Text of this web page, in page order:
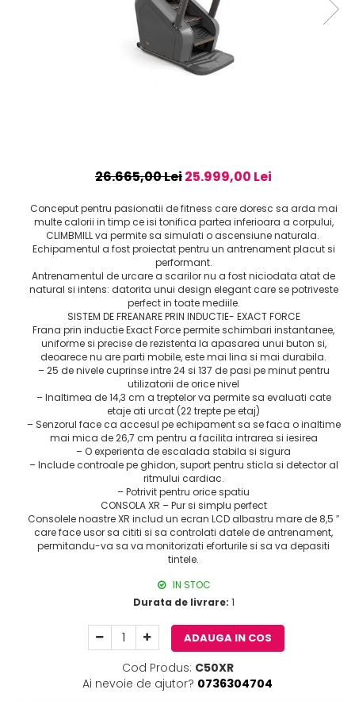
26.665,00 Lei25.999,00 Lei
Conceput pentru pasionatii de fitness care doresc sa arda mai
multe calorii in timp ce isi tonifica partea inferioara a corpului,
CLIMBMILL va permite sa simulati o ascensiune naturala.
Echipamentul a fost proiectat pentru un antrenament placut si
performant.
Antrenamentul de urcare a scarilor nu a fost niciodata atat de
natural si intens: datorita unui design elegant care se potriveste
perfect in toate mediile.
SISTEM DE FREANARE PRIN INDUCTIE- EXACT FORCE
Frana prin inductie Exact Force permite schimbari instantanee,
uniforme si precise de rezistenta la apasarea unui buton si,
deoarece nu are parti mobile, este mai lina si mai durabila.
– 25 de nivele cuprinse intre 24 si 137 de pasi pe minut pentru
utilizatorii de orice nivel
– Inaltimea de 14,3 cm a treptelor va permite sa evaluati cate
etaje ati urcat (22 trepte pe etaj)
– Senzorul face ca accesul pe echipament sa se faca o inaltime
mai mica de 26,7 cm pentru a facilita intrarea si iesirea
– O experienta de escalada stabila si sigura
– Include controale pe ghidon, suport pentru sticla si detector al
ritmului cardiac.
– Potrivit pentru orice spatiu
CONSOLA XR – Pur si simplu perfect
Consolele noastre XR includ un ecran LCD albastru mare de 8,5 ″
care face usor sa cititi si sa controlati datele de antrenament,
permitandu-va sa va monitorizati eforturile si sa va depasiti
tintele.
IN STOC
Durata de livrare: 1
ADAUGA IN COS
Cod Produs: C50XR
Ai nevoie de ajutor? 0736304704